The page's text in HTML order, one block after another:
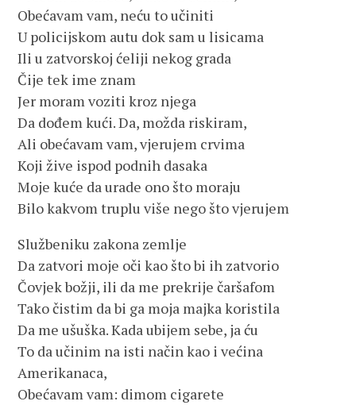
Obećavam vam, neću to učiniti
U policijskom autu dok sam u lisicama
Ili u zatvorskoj ćeliji nekog grada
Čije tek ime znam
Jer moram voziti kroz njega
Da dođem kući. Da, možda riskiram,
Ali obećavam vam, vjerujem crvima
Koji žive ispod podnih dasaka
Moje kuće da urade ono što moraju
Bilo kakvom truplu više nego što vjerujem
Službeniku zakona zemlje
Da zatvori moje oči kao što bi ih zatvorio
Čovjek božji, ili da me prekrije čaršafom
Tako čistim da bi ga moja majka koristila
Da me ušuška. Kada ubijem sebe, ja ću
To da učinim na isti način kao i većina
Amerikanaca,
Obećavam vam: dimom cigarete